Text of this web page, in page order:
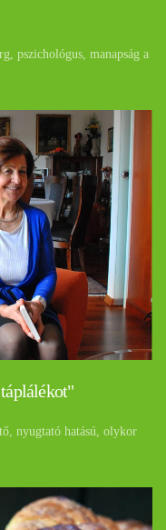
pszichológus, manapság a
nyugtató hatású, olykor